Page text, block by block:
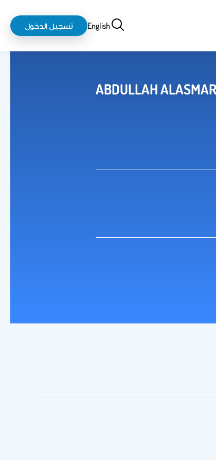
بحثEnglish
login-
logout
تسجيل الدخول